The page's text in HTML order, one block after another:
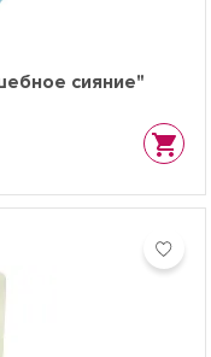
сияние"